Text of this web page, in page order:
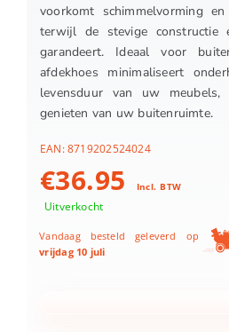
voorkomt schimmelvorming
terwijl de stevige constructie
garandeert. Ideaal voor
afdekhoes minimaliseert
levensduur van uw
genieten van uw buitenruimte.
EAN:8719202524024
€36.95 Incl. BTW
Uitverkocht
Vandaag besteld geleverd op
vrijdag 10 juli